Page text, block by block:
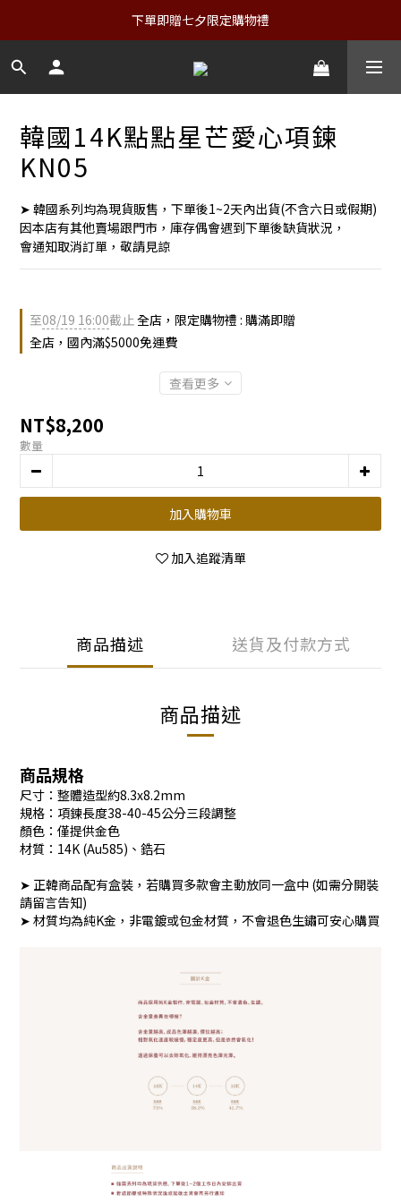
下單即贈七夕限定購物禮
韓國14K點點星芒愛心項鍊
KN05
➤ 韓國系列均為現貨販售，下單後1~2天內出貨(不含六日或假期)
因本店有其他賣場跟門市，庫存偶會遇到下單後缺貨狀況，
會通知取消訂單，敬請見諒
至08/19 16:00截止全店，限定購物禮 : 購滿即贈
全店，國內滿$5000免運費
查看更多
NT$8,200
數量
加入購物車
加入追蹤清單
商品描述 送貨及付款方式
商品描述
商品規格
尺寸：整體造型約8.3x8.2mm
規格：項鍊長度38-40-45公分三段調整
顏色：僅提供金色
材質：14K (Au585)、鋯石
➤ 正韓商品配有盒裝，若購買多款會主動放同一盒中 (如需分開裝
請留言告知)
➤ 材質均為純K金，非電鍍或包金材質，不會退色生鏽可安心購買